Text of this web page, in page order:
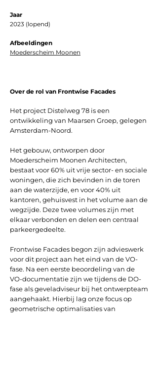
Jaar
2023 (lopend)
Afbeeldingen
Moederscheim Moonen
Over de rol van Frontwise Facades
Het project Distelweg 78 is een
ontwikkeling van Maarsen Groep, gelegen
Amsterdam-Noord.
Het gebouw, ontworpen door
Moederscheim Moonen Architecten,
bestaat voor 60% uit vrije sector- en sociale
woningen, die zich bevinden in de toren
aan de waterzijde, en voor 40% uit
kantoren, gehuisvest in het volume aan de
wegzijde. Deze twee volumes zijn met
elkaar verbonden en delen een centraal
parkeergedeelte.
Frontwise Facades begon zijn advieswerk
voor dit project aan het eind van de VO-
fase. Na een eerste beoordeling van de
VO-documentatie zijn we tijdens de DO-
fase als geveladviseur bij het ontwerpteam
aangehaakt. Hierbij lag onze focus op
geometrische optimalisaties van